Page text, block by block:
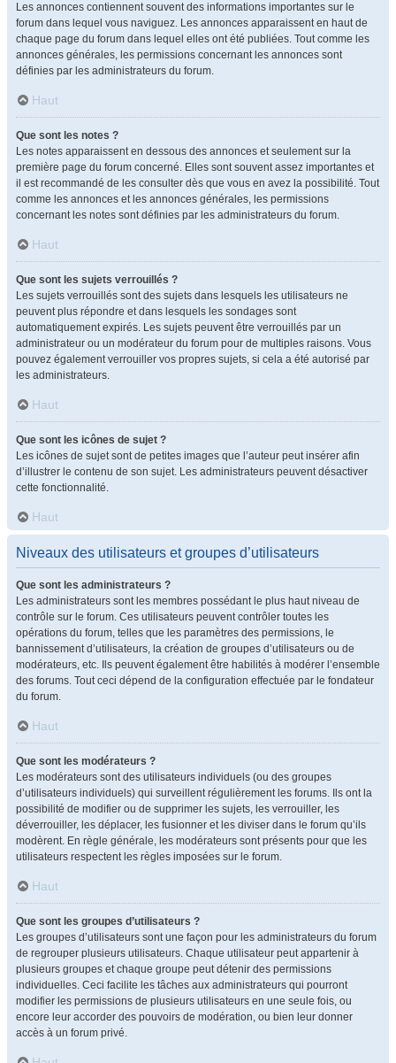
Les annonces contiennent souvent des informations importantes sur le
forum dans lequel vous naviguez. Les annonces apparaissent en haut de
chaque page du forum dans lequel elles ont été publiées. Tout comme les
annonces générales, les permissions concernant les annonces sont
définies par les administrateurs du forum.
Haut
Que sont les notes ?
Les notes apparaissent en dessous des annonces et seulement sur la
première page du forum concerné. Elles sont souvent assez importantes et
il est recommandé de les consulter dès que vous en avez la possibilité. Tout
comme les annonces et les annonces générales, les permissions
concernant les notes sont définies par les administrateurs du forum.
Haut
Que sont les sujets verrouillés ?
Les sujets verrouillés sont des sujets dans lesquels les utilisateurs ne
peuvent plus répondre et dans lesquels les sondages sont
automatiquement expirés. Les sujets peuvent être verrouillés par un
administrateur ou un modérateur du forum pour de multiples raisons. Vous
pouvez également verrouiller vos propres sujets, si cela a été autorisé par
les administrateurs.
Haut
Que sont les icônes de sujet ?
Les icônes de sujet sont de petites images que l’auteur peut insérer afin
d’illustrer le contenu de son sujet. Les administrateurs peuvent désactiver
cette fonctionnalité.
Haut
Niveaux des utilisateurs et groupes d’utilisateurs
Que sont les administrateurs ?
Les administrateurs sont les membres possédant le plus haut niveau de
contrôle sur le forum. Ces utilisateurs peuvent contrôler toutes les
opérations du forum, telles que les paramètres des permissions, le
bannissement d’utilisateurs, la création de groupes d’utilisateurs ou de
modérateurs, etc. Ils peuvent également être habilités à modérer l’ensemble
des forums. Tout ceci dépend de la configuration effectuée par le fondateur
du forum.
Haut
Que sont les modérateurs ?
Les modérateurs sont des utilisateurs individuels (ou des groupes
d’utilisateurs individuels) qui surveillent régulièrement les forums. Ils ont la
possibilité de modifier ou de supprimer les sujets, les verrouiller, les
déverrouiller, les déplacer, les fusionner et les diviser dans le forum qu’ils
modèrent. En règle générale, les modérateurs sont présents pour que les
utilisateurs respectent les règles imposées sur le forum.
Haut
Que sont les groupes d’utilisateurs ?
Les groupes d’utilisateurs sont une façon pour les administrateurs du forum
de regrouper plusieurs utilisateurs. Chaque utilisateur peut appartenir à
plusieurs groupes et chaque groupe peut détenir des permissions
individuelles. Ceci facilite les tâches aux administrateurs qui pourront
modifier les permissions de plusieurs utilisateurs en une seule fois, ou
encore leur accorder des pouvoirs de modération, ou bien leur donner
accès à un forum privé.